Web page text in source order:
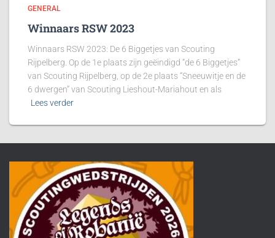
GENERAL
Winnaars RSW 2023
Winnaars RSW 2023: De 6 Biggetjes van Scouting
Rijpelberg. Op de 1e plaats zijn geëindigd “de 6 Biggetjes”
van Scouting Rijpelberg, op de 2e plaats “Sneeuwitje en de
6 dwergen” van Scouting Lieshout-Mariahout en als
Lees verder